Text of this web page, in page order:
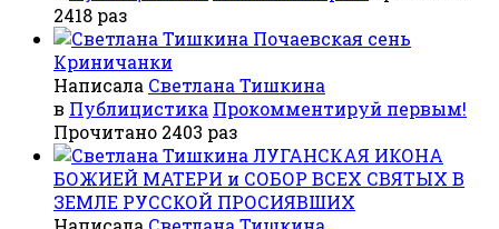
2418 раз
Почаевская сень
Криничанки
Написала Светлана Тишкина
в Публицистика Прокомментируй первым!
Прочитано 2403 раз
ЛУГАНСКАЯ ИКОНА
БОЖИЕЙ МАТЕРИ и СОБОР ВСЕХ СВЯТЫХ В
ЗЕМЛЕ РУССКОЙ ПРОСИЯВШИХ